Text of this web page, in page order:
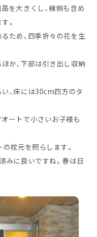
を大きくし、縁側も含め
。
ため、四季折々の花を生
か、下部は引き出し収納
、床には30cm四方のタ
ートで小さいお子様も
枕元を照らします。
みに良いですね。春は日